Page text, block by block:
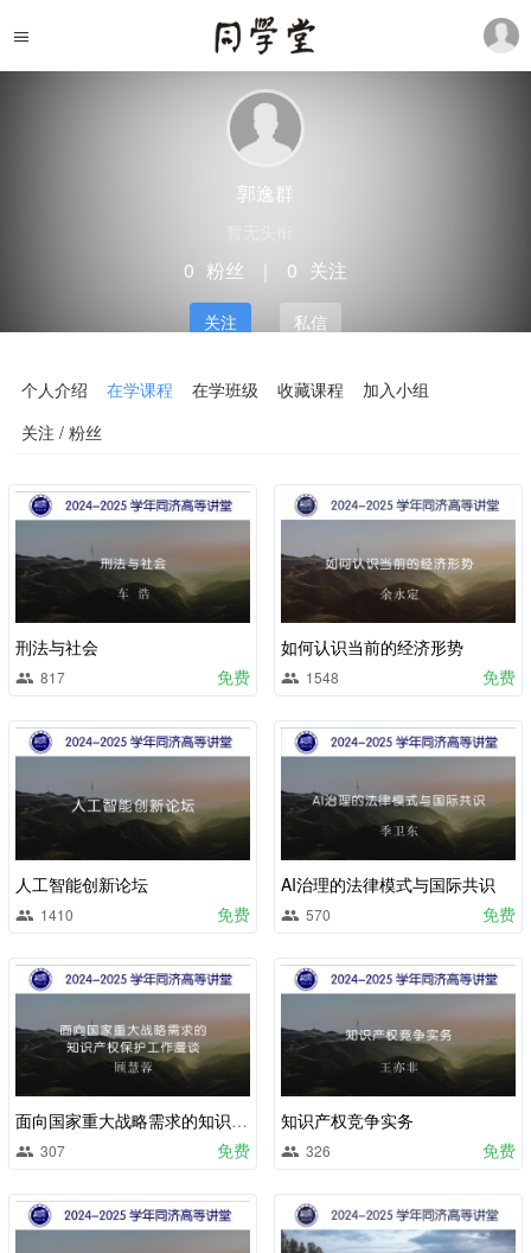
郭逸群
0 粉丝 0 关注
关注 私信
个人介绍 在学课程 在学班级 收藏课程
加入小组
关注 / 粉丝
刑法与社会
817 免费
如何认识当前的经济形势
1548 免费
人工智能创新论坛
1410 免费
AI治理的法律模式与国际共识
570 免费
面向国家重大战略需求的知识产权保护工作漫谈
307 免费
知识产权竞争实务
326 免费